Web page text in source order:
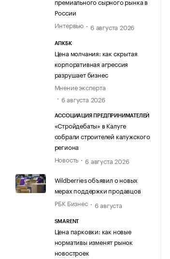
России
Интервью
6 августа 2026
АПКБК
Цена молчания: как скрытая
корпоративная агрессия
разрушает бизнес
Мнение эксперта
6 августа 2026
АССОЦИАЦИЯ ПРЕДПРИНИМАТЕЛЕЙ
«Стройдебаты» в Калуге
собрали строителей калужского
региона
Новость
6 августа 2026
Wildberries объявил о новых
мерах поддержки продавцов
РБК Бизнес
6 августа
SMARENT
Цена парковки: как новые
нормативы изменят рынок
новостроек